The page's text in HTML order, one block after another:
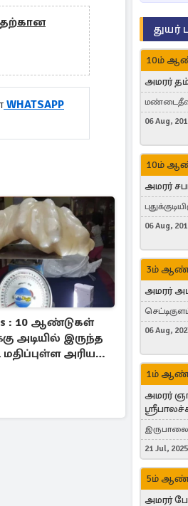
WHATSAPP
: 10 ஆண்டுகள்
அடியில் இருந்த
அரிய
துயர்
10ம்
அமரர்
மண்டைதீவு,
Kingdom
06 Aug,
10ம்
அமரர்
06 Aug,
3ம்
அமரர்
06 Aug,
1ம்
அமரர்
France
21 Jul, 2025
5ம்
அமரர்